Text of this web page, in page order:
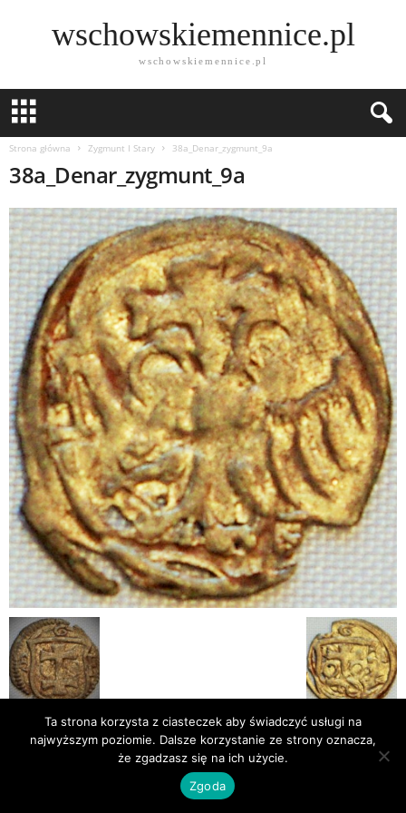
wschowskiemennice.pl
wschowskiemennice.pl
Strona główna Zygmunt I Stary 38a_Denar_zygmunt_9a
38a_Denar_zygmunt_9a
Publikacje
Bibliografia
© Newsmag WordPress Theme by TagDiv
Ta strona korzysta z ciasteczek aby świadczyć usługi na
najwyższym poziomie. Dalsze korzystanie ze strony oznacza,
że zgadzasz się na ich użycie.
Zgoda